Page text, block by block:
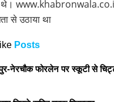
से उठाया था
Posts
नेरचौक फोरलेन पर स्कूटी से